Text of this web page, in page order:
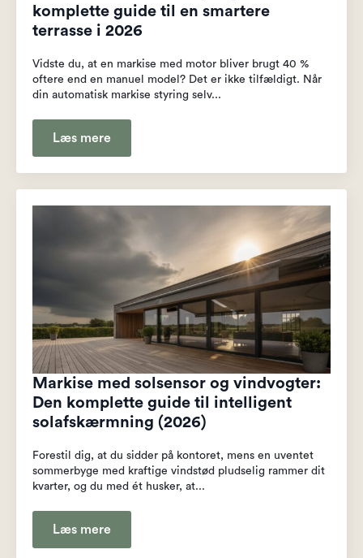
komplette guide til en smartere
terrasse i 2026
Vidste du, at en markise med motor bliver brugt 40 %
oftere end en manuel model? Det er ikke tilfældigt. Når
din automatisk markise styring selv...
Læs mere
Markise med solsensor og vindvogter:
Den komplette guide til intelligent
solafskærmning (2026)
Forestil dig, at du sidder på kontoret, mens en uventet
sommerbyge med kraftige vindstød pludselig rammer dit
kvarter, og du med ét husker, at...
Læs mere